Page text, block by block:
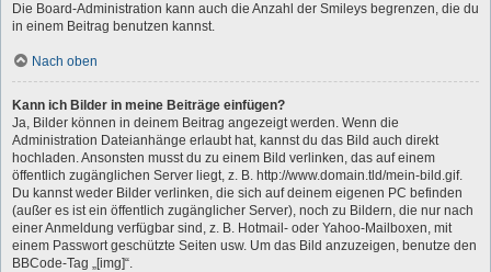
Die Board-Administration kann auch die Anzahl der Smileys begrenzen, die du
in einem Beitrag benutzen kannst.
Nach oben
Kann ich Bilder in meine Beiträge einfügen?
Ja, Bilder können in deinem Beitrag angezeigt werden. Wenn die
Administration Dateianhänge erlaubt hat, kannst du das Bild auch direkt
hochladen. Ansonsten musst du zu einem Bild verlinken, das auf einem
öffentlich zugänglichen Server liegt, z. B. http://www.domain.tld/mein-bild.gif.
Du kannst weder Bilder verlinken, die sich auf deinem eigenen PC befinden
(außer es ist ein öffentlich zugänglicher Server), noch zu Bildern, die nur nach
einer Anmeldung verfügbar sind, z. B. Hotmail- oder Yahoo-Mailboxen, mit
einem Passwort geschützte Seiten usw. Um das Bild anzuzeigen, benutze den
BBCode-Tag „[img]“.